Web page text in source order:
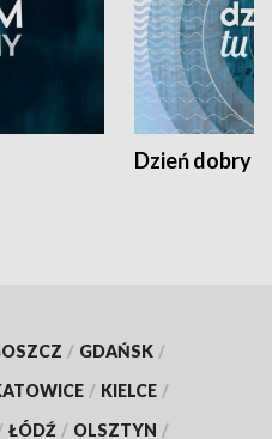
Dzień dobry
/ GDAŃSK /
/ KIELCE /
ŁÓDŹ / OLSZTYN /